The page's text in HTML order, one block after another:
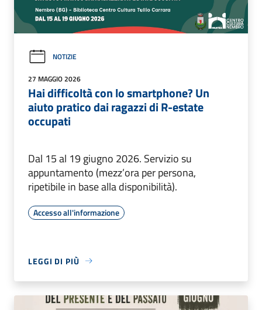
NOTIZIE
27 MAGGIO 2026
Hai difficoltà con lo smartphone? Un
aiuto pratico dai ragazzi di R-estate
occupati
Dal 15 al 19 giugno 2026. Servizio su
appuntamento (mezz’ora per persona,
ripetibile in base alla disponibilità).
Accesso all'informazione
LEGGI DI PIÙ